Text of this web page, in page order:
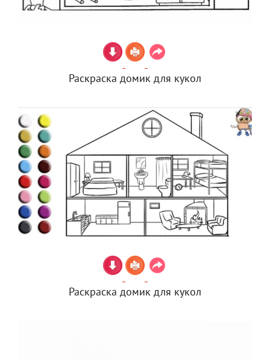
Раскраска домик для кукол
Раскраска домик для кукол